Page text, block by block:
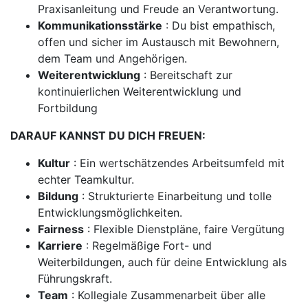
Praxisanleitung und Freude an Verantwortung.
Kommunikationsstärke : Du bist empathisch,
offen und sicher im Austausch mit Bewohnern,
dem Team und Angehörigen.
Weiterentwicklung : Bereitschaft zur
kontinuierlichen Weiterentwicklung und
Fortbildung
DARAUF KANNST DU DICH FREUEN:
Kultur : Ein wertschätzendes Arbeitsumfeld mit
echter Teamkultur.
Bildung : Strukturierte Einarbeitung und tolle
Entwicklungsmöglichkeiten.
Fairness : Flexible Dienstpläne, faire Vergütung
Karriere : Regelmäßige Fort- und
Weiterbildungen, auch für deine Entwicklung als
Führungskraft.
Team : Kollegiale Zusammenarbeit über alle